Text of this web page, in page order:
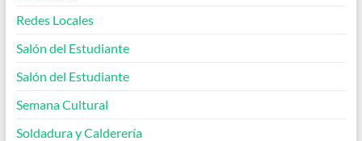
Redes Locales
Salón del Estudiante
Salón del Estudiante
Semana Cultural
Soldadura y Calderería